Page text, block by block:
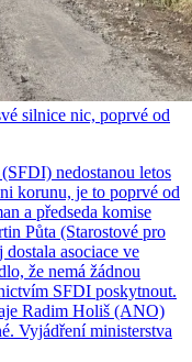
silnice nic, poprvé od
nedostanou letos
korunu, je to poprvé od
a předseda komise
Půta (Starostové pro
asociace ve
že nemá žádnou
SFDI poskytnout.
Radim Holiš (ANO)
Vyjádření ministerstva